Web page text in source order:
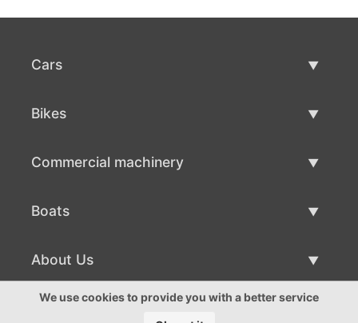
Cars
Bikes
Commercial machinery
Boats
Boat Sale
About Us
About Us
We use cookies to provide you with a better service